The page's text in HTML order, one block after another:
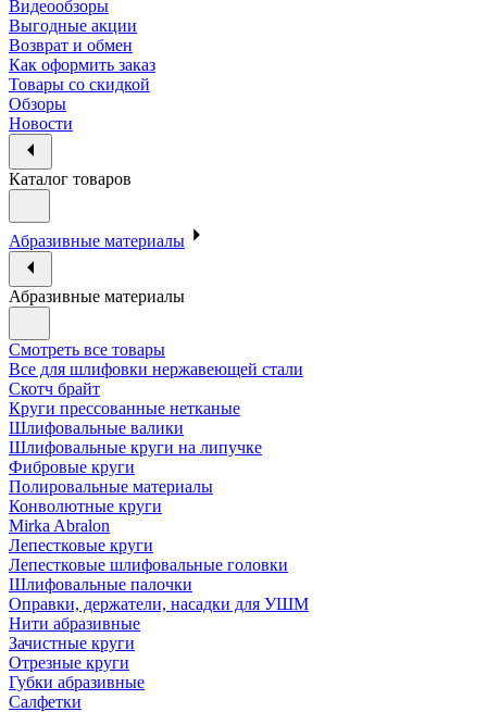
Видеообзоры
Выгодные акции
Возврат и обмен
Как оформить заказ
Товары со скидкой
Обзоры
Новости
Каталог товаров
Абразивные материалы
Абразивные материалы
Смотреть все товары
Все для шлифовки нержавеющей стали
Скотч брайт
Круги прессованные нетканые
Шлифовальные валики
Шлифовальные круги на липучке
Фибровые круги
Полировальные материалы
Конволютные круги
Mirka Abralon
Лепестковые круги
Лепестковые шлифовальные головки
Шлифовальные палочки
Оправки, держатели, насадки для УШМ
Нити абразивные
Зачистные круги
Отрезные круги
Губки абразивные
Салфетки